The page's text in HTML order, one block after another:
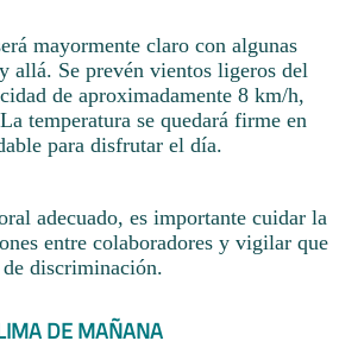
mayormente claro con algunas
allá. Se prevén vientos ligeros del
de aproximadamente 8 km/h,
temperatura se quedará firme en
para disfrutar el día.
adecuado, es importante cuidar la
entre colaboradores y vigilar que
discriminación.
DE MAÑANA